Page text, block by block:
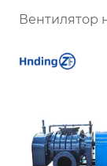
Вентилятор